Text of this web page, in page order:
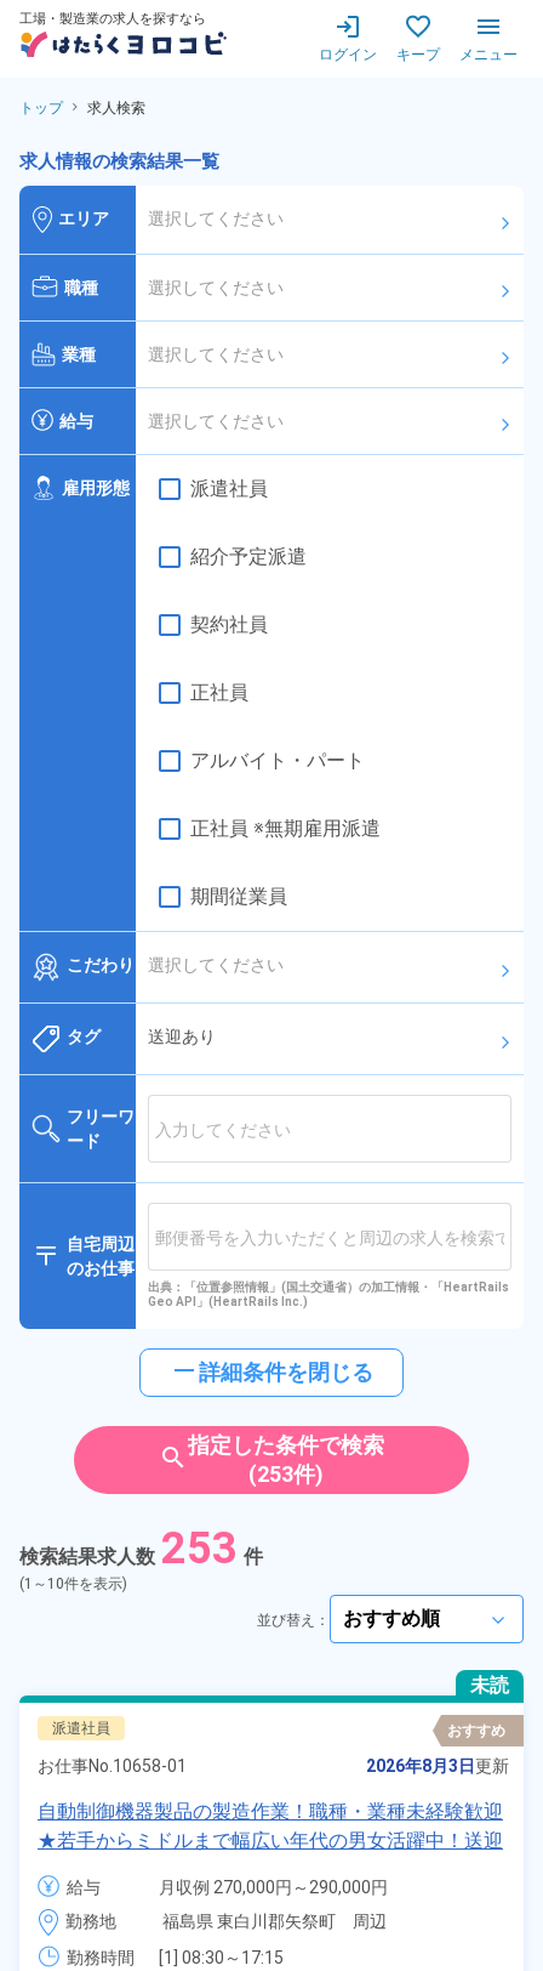
工場・製造業の求人を探すなら
ログイン キープ メニュー
トップ 求人検索
求人情報の検索結果一覧
エリア 選択してください arrow_forward_ios
職種 選択してください arrow_forward_ios
業種 選択してください arrow_forward_ios
給与 選択してください arrow_forward_ios
雇用形態 派遣社員
紹介予定派遣
契約社員
正社員
アルバイト・パート
正社員 ※無期雇用派遣
期間従業員
こだわり 選択してください arrow_forward_ios
タグ 送迎あり arrow_forward_ios
フリーワ
ード
自宅周辺
のお仕事
出典：「位置参照情報」(国土交通省）の加工情報・「HeartRails
Geo API」(HeartRails Inc.)
horizontal_rule詳細条件を閉じる
search指定した条件で検索
(253件)
検索結果求人数 253 件
(1～10件を表示)
並び替え： arrow_forward_ios
未読
派遣社員 おすすめ
お仕事No. 10658-01 2026年8月3日更新
自動制御機器製品の製造作業！職種・業種未経験歓迎
★若手からミドルまで幅広い年代の男女活躍中！送迎
付きの1R寮費無料＆赴任旅費会社負担！住み込みも
Ok！正社員登用制度あり！食堂利用OK！《福島県東
白川郡矢祭町》
給与
月収例 270,000円～290,000円
時給 1,600円～1,600円
勤務地
福島県 東白川郡矢祭町　周辺
勤務時間
[1] 08:30～17:15